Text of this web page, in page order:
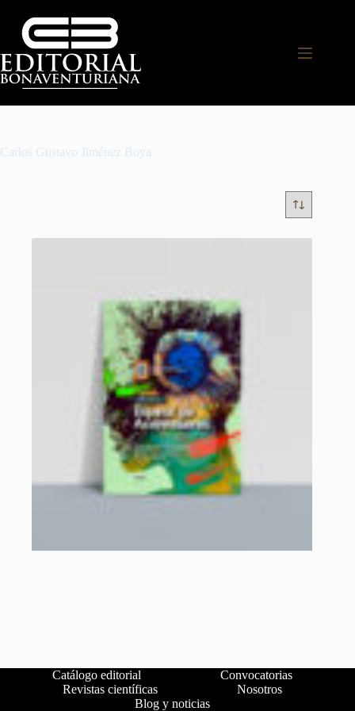
Carlos Gustavo Jiménez Boya
Catálogo editorial
Convocatorias
Revistas científicas
Nosotros
Blog y noticias